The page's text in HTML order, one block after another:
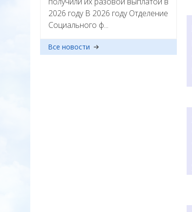
2026 году В 2026 году Отделение
Социального ф...
Все новости